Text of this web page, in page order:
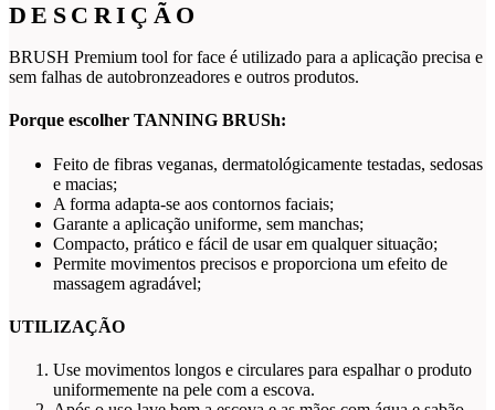
DESCRIÇÃO
BRUSH Premium tool for face é utilizado para a aplicação precisa e
sem falhas de autobronzeadores e outros produtos.
Porque escolher TANNING BRUSh:
Feito de fibras veganas, dermatológicamente testadas, sedosas
e macias;
A forma adapta-se aos contornos faciais;
Garante a aplicação uniforme, sem manchas;
Compacto, prático e fácil de usar em qualquer situação;
Permite movimentos precisos e proporciona um efeito de
massagem agradável;
UTILIZAÇÃO
Use movimentos longos e circulares para espalhar o produto
uniformemente na pele com a escova.